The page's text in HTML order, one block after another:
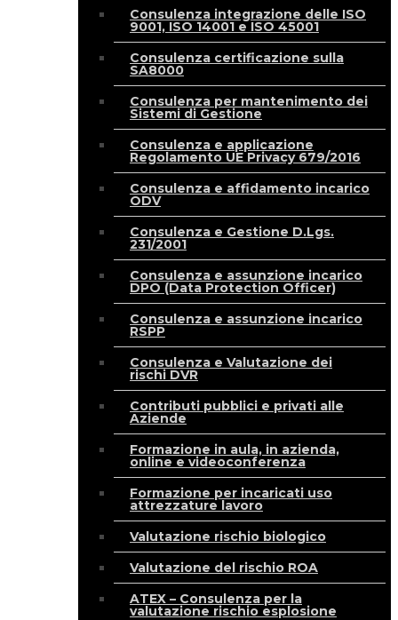
Consulenza integrazione delle ISO
9001, ISO 14001 e ISO 45001
Consulenza certificazione sulla
SA8000
Consulenza per mantenimento dei
Sistemi di Gestione
Consulenza e applicazione
Regolamento UE Privacy 679/2016
Consulenza e affidamento incarico
ODV
Consulenza e Gestione D.Lgs.
231/2001
Consulenza e assunzione incarico
DPO (Data Protection Officer)
Consulenza e assunzione incarico
RSPP
Consulenza e Valutazione dei
rischi DVR
Contributi pubblici e privati alle
Aziende
Formazione in aula, in azienda,
online e videoconferenza
Formazione per incaricati uso
attrezzature lavoro
Valutazione rischio biologico
Valutazione del rischio ROA
ATEX – Consulenza per la
valutazione rischio esplosione